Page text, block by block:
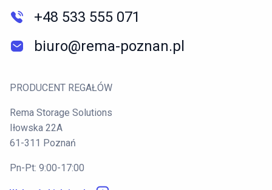
+48 533 555 071
biuro@rema-poznan.pl
PRODUCENT REGAŁÓW
Rema Storage Solutions
Iłowska 22A
61-311 Poznań
Pn-Pt: 9:00-17:00